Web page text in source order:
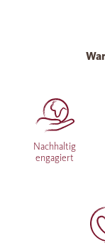
Nachhaltig
engagiert